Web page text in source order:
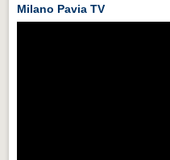
Milano Pavia TV